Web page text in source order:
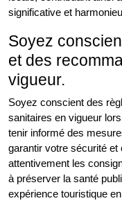
significative et
Soyez
et des
vigueur.
Soyez conscient des
sanitaires en vigueur
tenir informé des
garantir votre sécurité
attentivement les
à préserver la santé
expérience touristique